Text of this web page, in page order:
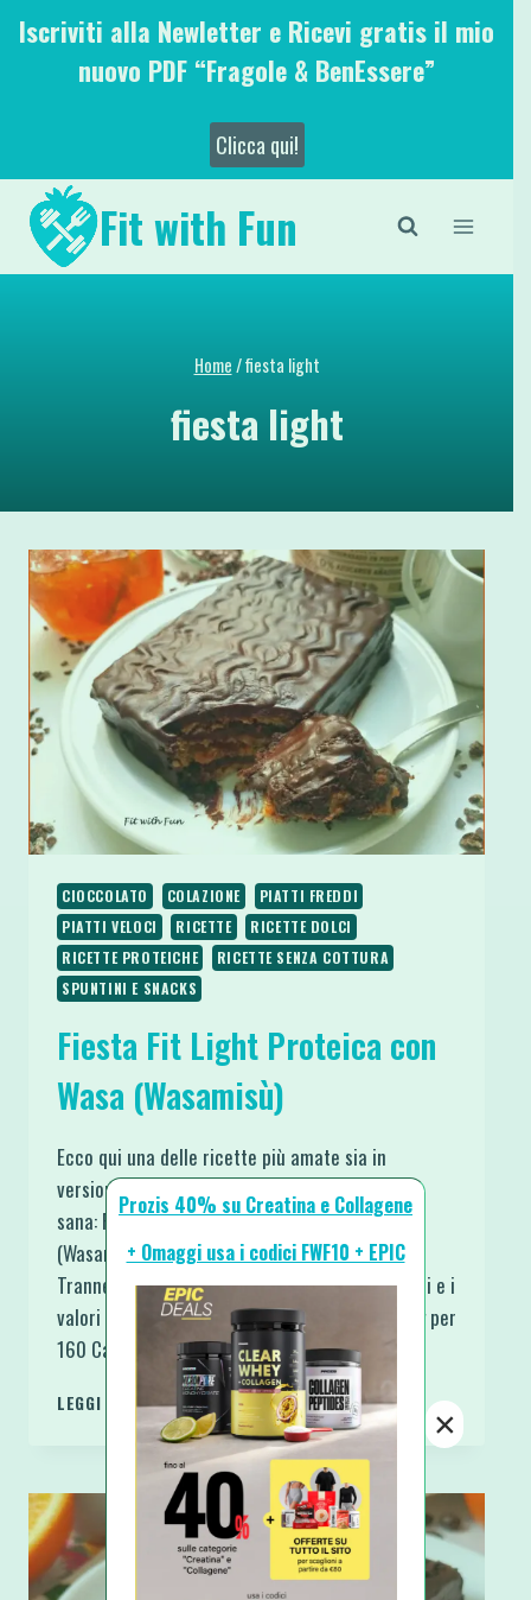
SaltaIscriviti alla Newletter e Ricevi gratis il mio
nuovo PDF “Fragole & BenEssere”
Clicca qui!
Fit with Fun
Home/fiesta light
fiesta light
CIOCCOLATO COLAZIONE
PIATTI FREDDI
PIATTI VELOCI
RICETTE
RICETTE DOLCI
RICETTE PROTEICHE
RICETTE SENZA COTTURA
SPUNTINI E SNACKS
Fiesta Fit Light Proteica con
Wasa (Wasamisù)
Ecco qui una delle ricette più amate sia in
versione originale che in questa più leggera e
sana: Fiesta Fit Light Proteica con Wasa
(Wasamisù). Sembra uguale non è vero?
Tranne, ovviamente, per gli ingredienti utilizzati e i
valori nutrizionali. La Fiesta originale pesa 36 g per
160 Calorie, ricca di zuccheri, grassi e…
LEGGI DI PIÙ FIESTA
FIT
LIGHT
PROTEICA
CON
WASA
(WASAMISÙ)
Prozis 40% su Creatina e Collagene
+ Omaggi usa i codici FWF10 + EPIC
×